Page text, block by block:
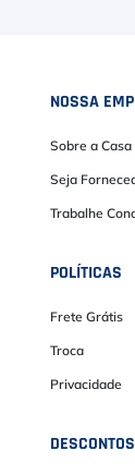
NOSSA
Sobre a Casa
Seja
Trabalhe
POLÍTICAS
Frete Grátis
Troca
Privacidade
DESCONTOS